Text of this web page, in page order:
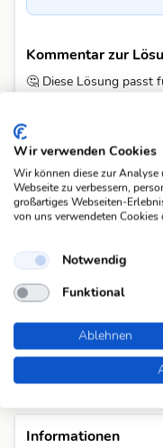
Kommentar zur
🤔 Diese Lösung passt
Noch keine
Kommentar
Jetzt kostenlos
Informationen
Wir verwenden Cookies
Wir können diese zur Analyse
Webseite zu verbessern,
großartiges Webseiten-
von uns verwendeten
Notwendig
Funktional
Ablehnen